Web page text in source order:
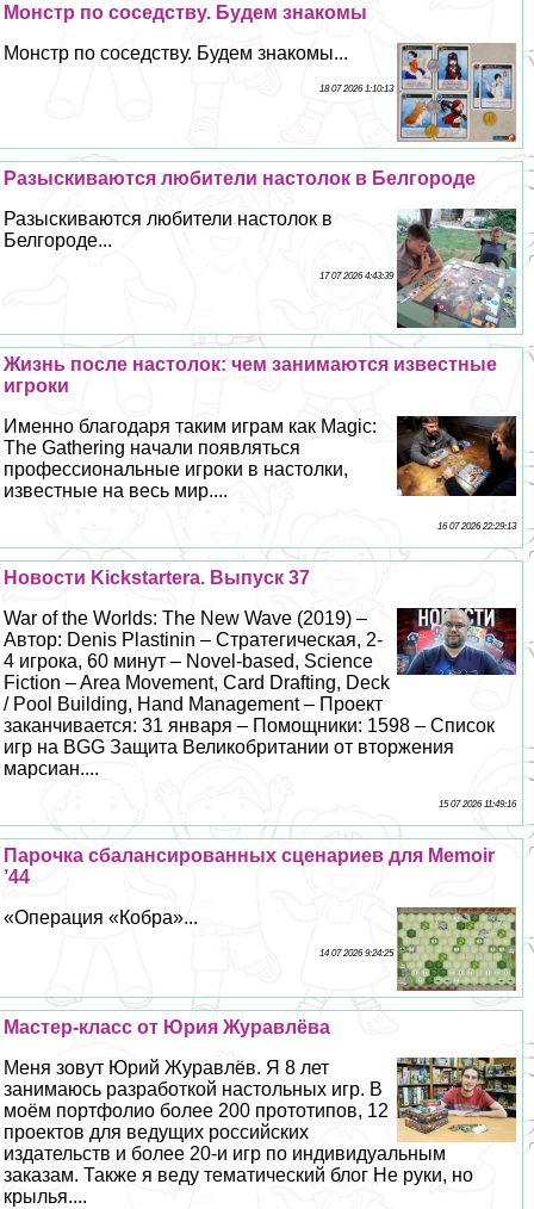
Монстр по соседству. Будем знакомы
Монстр по соседству. Будем знакомы...
18 07 2026 1:10:13
Разыскиваются любители настолок в Белгороде
Разыскиваются любители настолок в
Белгороде...
17 07 2026 4:43:39
Жизнь после настолок: чем занимаются известные
игроки
Именно благодаря таким играм как Magic:
The Gathering начали появляться
профессиональные игроки в настолки,
известные на весь мир....
16 07 2026 22:29:13
Новости Kickstarterа. Выпуск 37
War of the Worlds: The New Wave (2019) –
Автор: Denis Plastinin – Стратегическая, 2-
4 игрока, 60 минут – Novel-based, Science
Fiction – Area Movement, Card Drafting, Deck
/ Pool Building, Hand Management – Проект
заканчивается: 31 января – Помощники: 1598 – Список
игр на BGG Защита Великобритании от вторжения
марсиан....
15 07 2026 11:49:16
Парочка сбалансированных сценариев для Memoir
’44
«Операция «Кобра»...
14 07 2026 9:24:25
Мастер-класс от Юрия Журавлёва
Меня зовут Юрий Журавлёв. Я 8 лет
занимаюсь разработкой настольных игр. В
моём портфолио более 200 прототипов, 12
проектов для ведущих российских
издательств и более 20-и игр по индивидуальным
заказам. Также я веду тематический блог Не руки, но
крылья....